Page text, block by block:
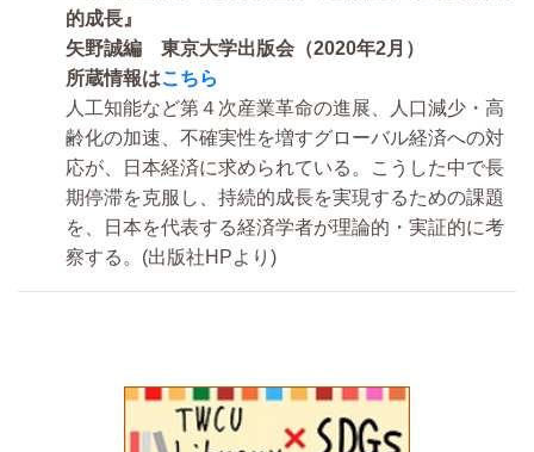
的成長』
矢野誠編 東京大学出版会（2020年2月）
所蔵情報はこちら
人工知能など第４次産業革命の進展、人口減少・高
齢化の加速、不確実性を増すグローバル経済への対
応が、日本経済に求められている。こうした中で長
期停滞を克服し、持続的成長を実現するための課題
を、日本を代表する経済学者が理論的・実証的に考
察する。(出版社HPより)